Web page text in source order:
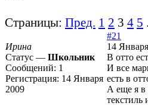
Страницы: Пред. 1 2 3 4 5
Ирина
Статус — Школьник
Сообщений: 1
Регистрация: 14 Января
2009
#21
14
В отто
И все
есть в
А еще я в
текстиль